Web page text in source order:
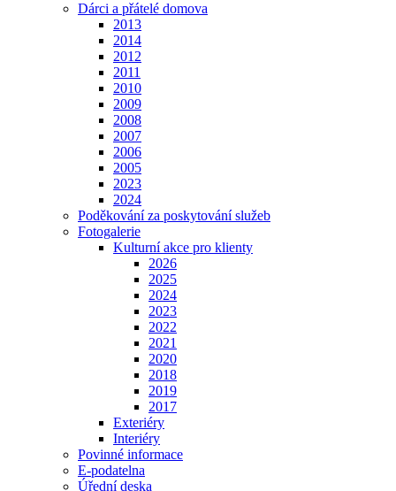
Dárci a přátelé domova
2013
2014
2012
2011
2010
2009
2008
2007
2006
2005
2023
2024
Poděkování za poskytování služeb
Fotogalerie
Kulturní akce pro klienty
2026
2025
2024
2023
2022
2021
2020
2018
2019
2017
Exteriéry
Interiéry
Povinné informace
E-podatelna
Úřední deska